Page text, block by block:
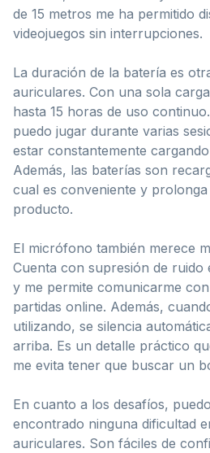
de 15 metros me ha permitido
videojuegos sin interrupciones.
La duración de la batería es
auriculares. Con una sola
hasta 15 horas de uso
puedo jugar durante varias
estar constantemente
Además, las baterías son
cual es conveniente y prolonga
producto.
El micrófono también merece
Cuenta con supresión de ruido
y me permite comunicarme
partidas online. Además,
utilizando, se silencia
arriba. Es un detalle práctico
me evita tener que buscar un
En cuanto a los desafíos,
encontrado ninguna dificultad
auriculares. Son fáciles de